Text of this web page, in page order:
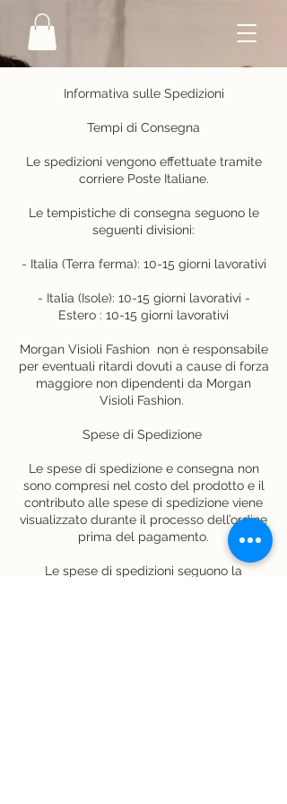
Informativa sulle Spedizioni
Tempi di Consegna
Le spedizioni vengono effettuate tramite
corriere Poste Italiane.
Le tempistiche di consegna seguono le
seguenti divisioni:
- Italia (Terra ferma): 10-15 giorni lavorativi
- Italia (Isole): 10-15 giorni lavorativi -
Estero : 10-15 giorni lavorativi
Morgan Visioli Fashion non è responsabile
per eventuali ritardi dovuti a cause di forza
maggiore non dipendenti da Morgan
Visioli Fashion.
Spese di Spedizione
Le spese di spedizione e consegna non
sono compresi nel costo del prodotto e il
contributo alle spese di spedizione viene
visualizzato durante il processo dell’ordine
prima del pagamento.
Le spese di spedizioni seguono la